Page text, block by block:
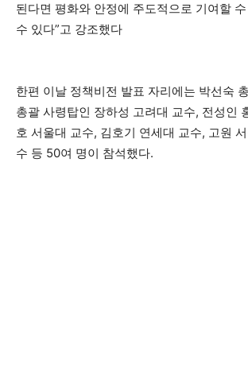
된다면 평화와 안정에 주도적으로 기여할
수 있다”고 강조했다
한편 이날 정책비전 발표 자리에는 박선숙
총괄 사령탑인 장하성 고려대 교수, 전성인
호 서울대 교수, 김호기 연세대 교수, 고원
수 등 50여 명이 참석했다.